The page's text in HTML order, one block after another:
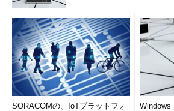
SORACOMの、IoTプラットフォ
Windows